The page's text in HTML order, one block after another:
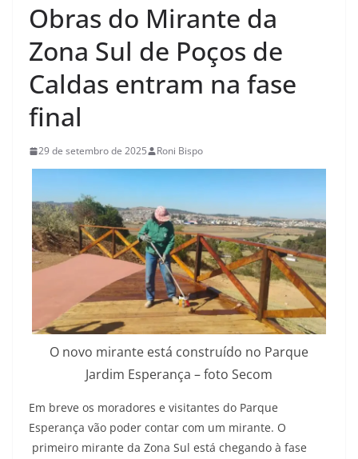
Obras do Mirante da
Zona Sul de Poços de
Caldas entram na fase
final
29 de setembro de 2025 Roni Bispo
O novo mirante está construído no Parque
Jardim Esperança – foto Secom
Em breve os moradores e visitantes do Parque
Esperança vão poder contar com um mirante. O
primeiro mirante da Zona Sul está chegando à fase